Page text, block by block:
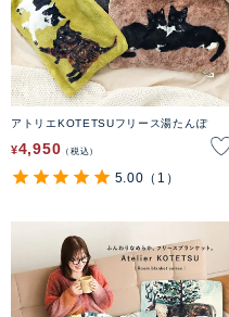
アトリエKOTETSUフリース湯たんぽ
¥4,950 税込
5.00 （1）